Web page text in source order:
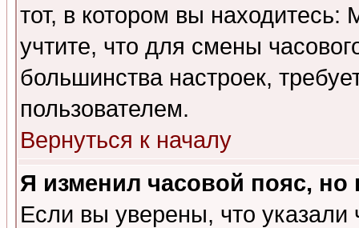
тот, в котором вы
учтите, что для смены
большинства настроек,
пользователем.
Вернуться к началу
Я изменил часовой пояс,
Если вы уверены, что указали